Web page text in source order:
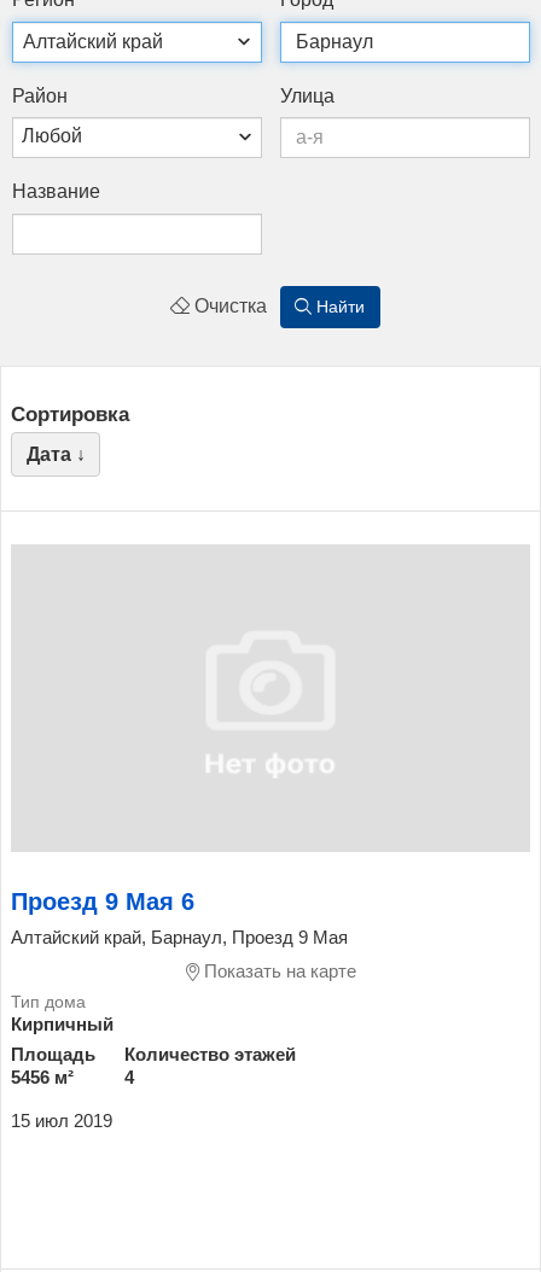
Рай­он
Любой
Ули­ца
Наз­ва­ние
Очистка Найти
Сортировка
Дата ↓
Проезд 9 Мая 6
Алтайский край, Барнаул, Проезд 9 Мая
Показать на карте
Кирпичный
Площадь
5456 м²
Количество этажей
4
15 июл 2019